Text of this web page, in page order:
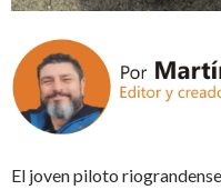
El joven piloto